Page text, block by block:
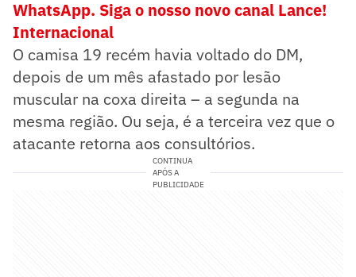
WhatsApp. Siga o nosso novo canal Lance!
Internacional
O camisa 19 recém havia voltado do DM,
depois de um mês afastado por lesão
muscular na coxa direita – a segunda na
mesma região. Ou seja, é a terceira vez que o
atacante retorna aos consultórios.
CONTINUA
APÓS A
PUBLICIDADE